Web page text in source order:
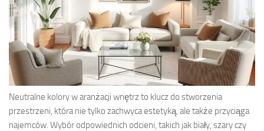
Neutralne kolory w aranżacji wnętrz to klucz do stworzenia
przestrzeni, która nie tylko zachwyca estetyką, ale także przyciąga
najemców. Wybór odpowiednich odcieni, takich jak biały, szary czy